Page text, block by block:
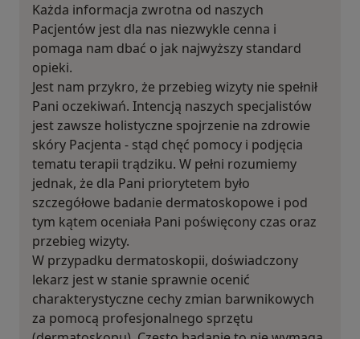
Każda informacja zwrotna od naszych
Pacjentów jest dla nas niezwykle cenna i
pomaga nam dbać o jak najwyższy standard
opieki.
Jest nam przykro, że przebieg wizyty nie spełnił
Pani oczekiwań. Intencją naszych specjalistów
jest zawsze holistyczne spojrzenie na zdrowie
skóry Pacjenta - stąd chęć pomocy i podjęcia
tematu terapii trądziku. W pełni rozumiemy
jednak, że dla Pani priorytetem było
szczegółowe badanie dermatoskopowe i pod
tym kątem oceniała Pani poświęcony czas oraz
przebieg wizyty.
W przypadku dermatoskopii, doświadczony
lekarz jest w stanie sprawnie ocenić
charakterystyczne cechy zmian barwnikowych
za pomocą profesjonalnego sprzętu